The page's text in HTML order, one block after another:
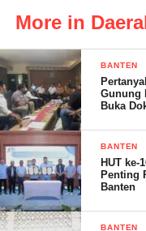
“Melihat kondisi
More in
BANTEN
Gunung
Buka
BANTEN
HUT ke-
Penting
Banten
BANTEN